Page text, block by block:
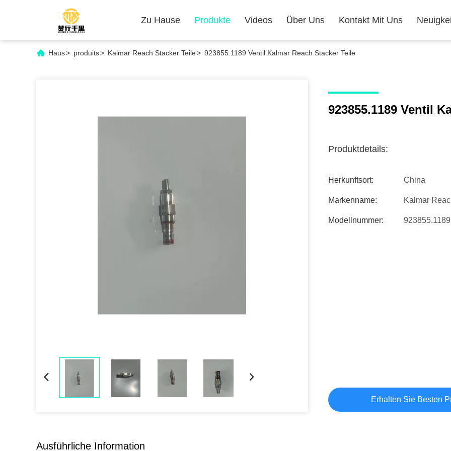
Zu Hause Produkte Videos Über Uns Kontakt Mit Uns
Haus> produits> Kalmar Reach Stacker Teile> 923855.1189 Ventil Kalmar Reach Stacker Teile
923855.1189 Ventil
Produktdetails:
Herkunftsort: China
Markenname: Kalmar
Modellnummer: 923855.1189
Erhalten Sie Besten
Ausführliche Information